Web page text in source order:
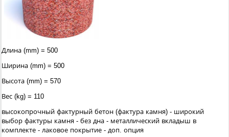
Длина (mm) = 500
Ширина (mm) = 500
Высота (mm) = 570
Вес (kg) = 110
высокопрочный фактурный бетон (фактура камня) - широкий
выбор фактуры камня - без дна - металлический вкладыш в
комплекте - лаковое покрытие - доп. опция